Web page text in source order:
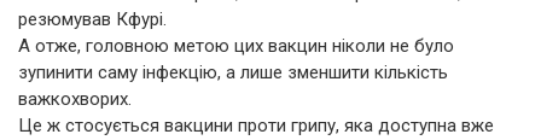
резюмував Кфурі.
А отже, головною метою цих вакцин ніколи не було
зупинити саму інфекцію, а лише зменшити кількість
важкохворих.
Це ж стосується вакцини проти грипу, яка доступна вже